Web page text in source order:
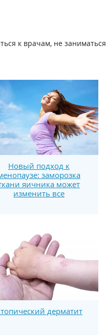
к врачам, не
Новый подход к
заморозка
яичника может
изменить все
дерматит